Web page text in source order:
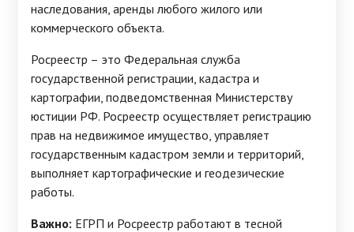
наследования, аренды любого жилого или
коммерческого объекта.
Росреестр – это Федеральная служба
государственной регистрации, кадастра и
картографии, подведомственная Министерству
юстиции РФ. Росреестр осуществляет регистрацию
прав на недвижимое имущество, управляет
государственным кадастром земли и территорий,
выполняет картографические и геодезические
работы.
Важно: ЕГРП и Росреестр работают в тесной